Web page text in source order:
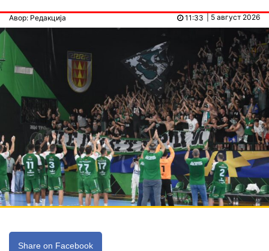
Авор: Редакција | 5 август 2026
11:33
Share on Facebook